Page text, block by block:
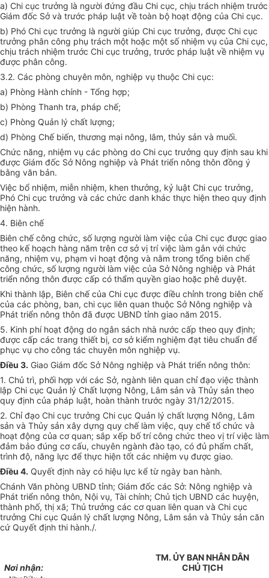
a) Chi cục trưởng là người đứng đầu Chi cục, chịu trách nhiệm trước
Giám đốc Sở và trước pháp luật về toàn bộ hoạt động của Chi cục.
b) Phó Chi cục trưởng là người giúp Chi cục trưởng, được Chi cục
trưởng phân công phụ trách một hoặc một số nhiệm vụ của Chi cục,
chịu trách nhiệm trước Chi cục trưởng, trước pháp luật về nhiệm vụ
được phân công.
3.2. Các phòng chuyên môn, nghiệp vụ thuộc Chi cục:
a) Phòng Hành chính - Tổng hợp;
b) Phòng Thanh tra, pháp chế;
c) Phòng Quản lý chất lượng;
d) Phòng Chế biến, thương mại nông, lâm, thủy sản và muối.
Chức năng, nhiệm vụ các phòng do Chi cục trưởng quy định sau khi
được Giám đốc Sở Nông nghiệp và Phát triển nông thôn đồng ý
bằng văn bản.
Việc bổ nhiệm, miễn nhiệm, khen thưởng, kỷ luật Chi cục trưởng,
Phó Chi cục trưởng và các chức danh khác thực hiện theo quy định
hiện hành.
4. Biên chế
Biên chế công chức, số lượng người làm việc của Chi cục được giao
theo kế hoạch hàng năm trên cơ sở vị trí việc làm gắn với chức
năng, nhiệm vụ, phạm vi hoạt động và nằm trong tổng biên chế
công chức, số lượng người làm việc của Sở Nông nghiệp và Phát
triển nông thôn được cấp có thẩm quyền giao hoặc phê duyệt.
Khi thành lập, Biên chế của Chi cục được điều chỉnh trong biên chế
của các phòng, ban, chi cục liên quan thuộc Sở Nông nghiệp và
Phát triển nông thôn đã được UBND tỉnh giao năm 2015.
5. Kinh phí hoạt động do ngân sách nhà nước cấp theo quy định;
được cấp các trang thiết bị, cơ sở kiểm nghiệm đạt tiêu chuẩn để
phục vụ cho công tác chuyên môn nghiệp vụ.
Điều 3. Giao Giám đốc Sở Nông nghiệp và Phát triển nông thôn:
1. Chủ trì, phối hợp với các Sở, ngành liên quan chỉ đạo việc thành
lập Chi cục Quản lý Chất lượng Nông, Lâm sản và Thủy sản theo
quy định của pháp luật, hoàn thành trước ngày 31/12/2015.
2. Chỉ đạo Chi cục trưởng Chi cục Quản lý chất lượng Nông, Lâm
sản và Thủy sản xây dựng quy chế làm việc, quy chế tổ chức và
hoạt động của cơ quan; sắp xếp bố trí công chức theo vị trí việc làm
đảm bảo đúng cơ cấu, chuyên ngành đào tạo, có đủ phẩm chất,
trình độ, năng lực để thực hiện tốt các nhiệm vụ được giao.
Điều 4. Quyết định này có hiệu lực kể từ ngày ban hành.
Chánh Văn phòng UBND tỉnh; Giám đốc các Sở: Nông nghiệp và
Phát triển nông thôn, Nội vụ, Tài chính; Chủ tịch UBND các huyện,
thành phố, thị xã; Thủ trưởng các cơ quan liên quan và Chi cục
trưởng Chi cục Quản lý chất lượng Nông, Lâm sản và Thủy sản căn
cứ Quyết định thi hành./.
Nơi nhận:
TM. ỦY BAN NHÂN DÂN
CHỦ TỊCH